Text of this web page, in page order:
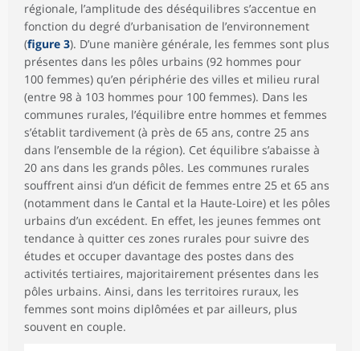
régionale, l’amplitude des déséquilibres s’accentue en
fonction du degré d’urbanisation de l’environnement
(figure 3). D’une manière générale, les femmes sont plus
présentes dans les pôles urbains (92 hommes pour
100 femmes) qu’en périphérie des villes et milieu rural
(entre 98 à 103 hommes pour 100 femmes). Dans les
communes rurales, l’équilibre entre hommes et femmes
s’établit tardivement (à près de 65 ans, contre 25 ans
dans l’ensemble de la région). Cet équilibre s’abaisse à
20 ans dans les grands pôles. Les communes rurales
souffrent ainsi d’un déficit de femmes entre 25 et 65 ans
(notamment dans le Cantal et la Haute-Loire) et les pôles
urbains d’un excédent. En effet, les jeunes femmes ont
tendance à quitter ces zones rurales pour suivre des
études et occuper davantage des postes dans des
activités tertiaires, majoritairement présentes dans les
pôles urbains. Ainsi, dans les territoires ruraux, les
femmes sont moins diplômées et par ailleurs, plus
souvent en couple.